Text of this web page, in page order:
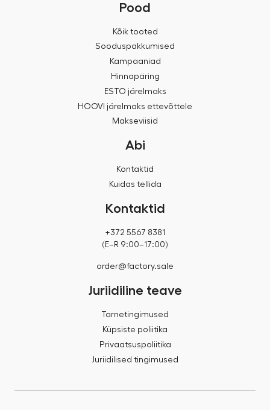
Pood
Kõik tooted
Sooduspakkumised
Kampaaniad
Hinnapäring
ESTO järelmaks
HOOVI järelmaks ettevõttele
Makseviisid
Abi
Kontaktid
Kuidas tellida
Kontaktid
+372 5567 8381
(E–R 9:00–17:00)
order@factory.sale
Juriidiline teave
Tarnetingimused
Küpsiste poliitika
Privaatsuspoliitika
Juriidilised tingimused